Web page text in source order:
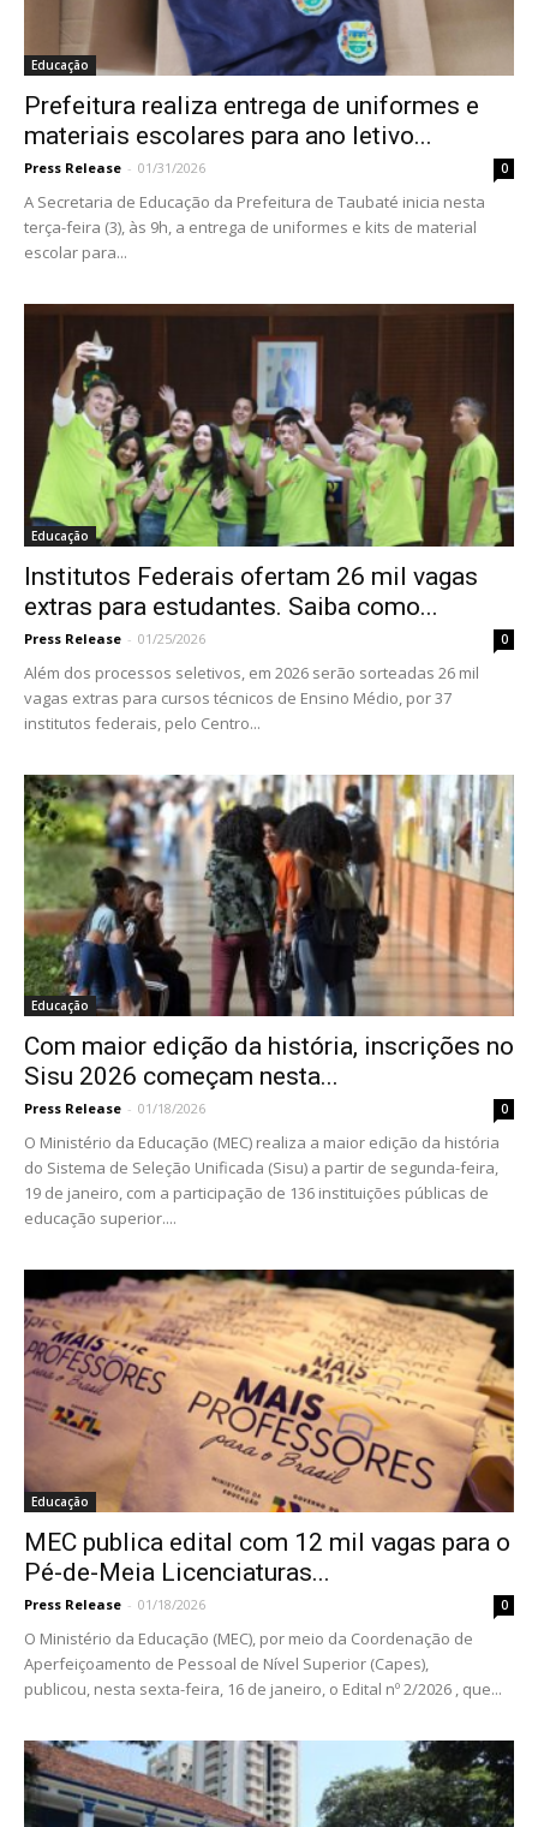
Educação
Prefeitura realiza entrega de uniformes e
materiais escolares para ano letivo...
Press Release - 01/31/2026 0
A Secretaria de Educação da Prefeitura de Taubaté inicia nesta
terça-feira (3), às 9h, a entrega de uniformes e kits de material
escolar para...
Educação
Institutos Federais ofertam 26 mil vagas
extras para estudantes. Saiba como...
Press Release - 01/25/2026 0
Além dos processos seletivos, em 2026 serão sorteadas 26 mil
vagas extras para cursos técnicos de Ensino Médio, por 37
institutos federais, pelo Centro...
Educação
Com maior edição da história, inscrições no
Sisu 2026 começam nesta...
Press Release - 01/18/2026 0
O Ministério da Educação (MEC) realiza a maior edição da história
do Sistema de Seleção Unificada (Sisu) a partir de segunda-feira,
19 de janeiro, com a participação de 136 instituições públicas de
educação superior....
Educação
MEC publica edital com 12 mil vagas para o
Pé-de-Meia Licenciaturas...
Press Release - 01/18/2026 0
O Ministério da Educação (MEC), por meio da Coordenação de
Aperfeiçoamento de Pessoal de Nível Superior (Capes),
publicou, nesta sexta-feira, 16 de janeiro, o Edital nº 2/2026 , que...